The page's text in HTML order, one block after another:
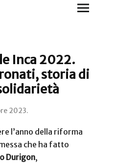
Inca 2022.
storia di
2023.
l’anno della riforma
che ha fatto
Durigon,